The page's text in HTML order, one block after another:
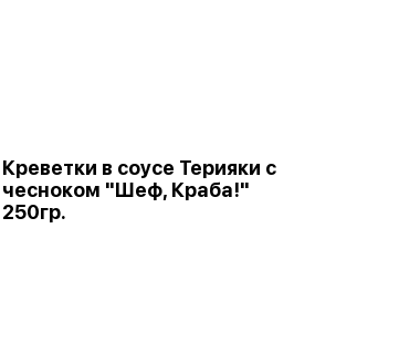
Креветки в соусе Терияки с
чесноком "Шеф, Краба!"
250гр.